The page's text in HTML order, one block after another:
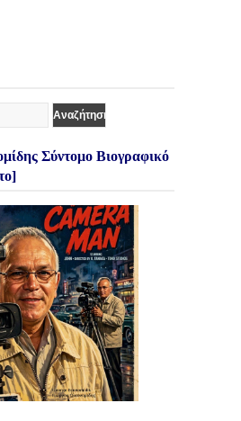
Σύντομο Βιογραφικό